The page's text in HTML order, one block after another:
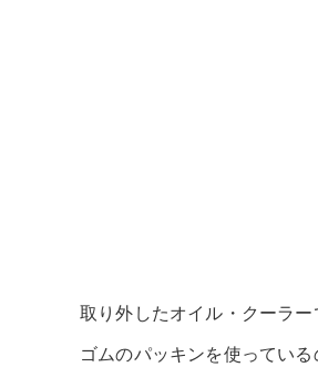
取り外したオイル・クーラー
ゴムのパッキンを使ってい